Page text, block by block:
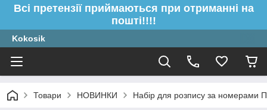
Всі претензії приймаються при отриманні на
пошті!!!!
Kokosik
Товари НОВИНКИ Набір для розпису за номерами